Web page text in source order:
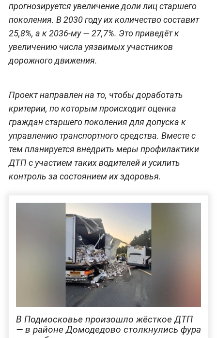
прогнозируется увеличение доли лиц старшего
поколения. В 2030 году их количество составит
25,8%, а к 2036-му — 27,7%. Это приведёт к
увеличению числа уязвимых участников
дорожного движения.
Проект направлен на то, чтобы доработать
критерии, по которым происходит оценка
граждан старшего поколения для допуска к
управлению транспортного средства. Вместе с
тем планируется внедрить меры профилактики
ДТП с участием таких водителей и усилить
контроль за состоянием их здоровья.
В Подмосковье произошло жёсткое ДТП
— в районе Домодедово столкнулись фура